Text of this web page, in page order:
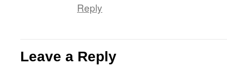
Reply
Leave a Reply